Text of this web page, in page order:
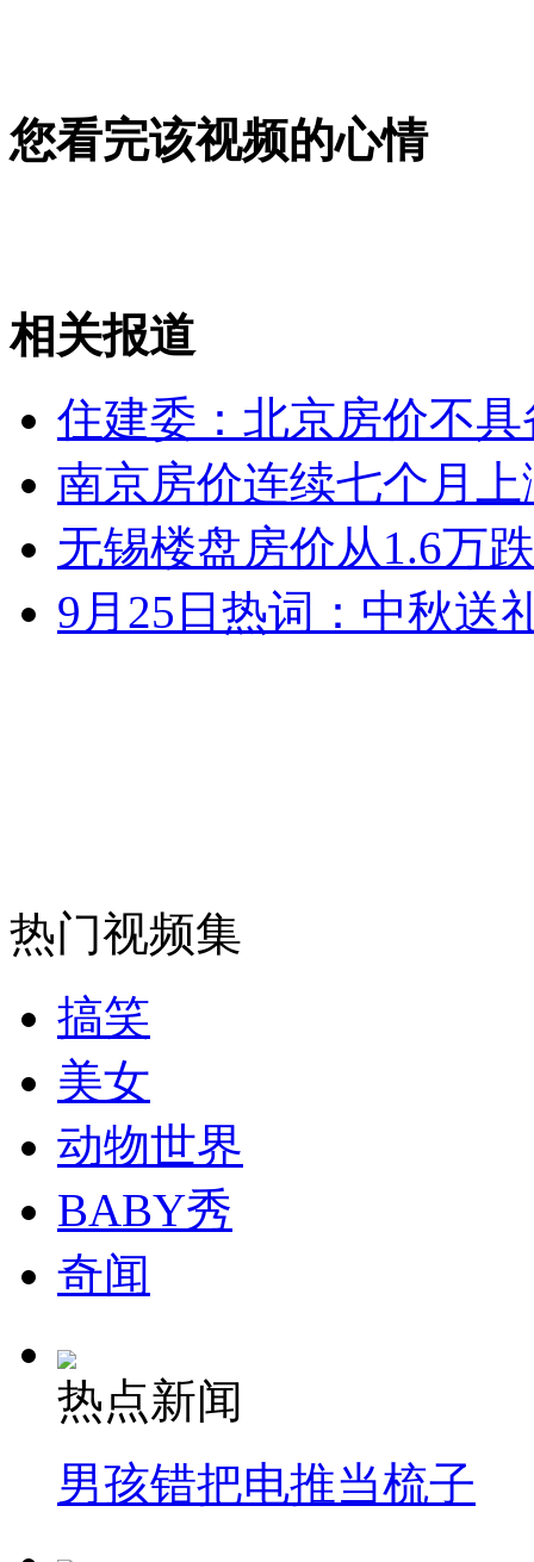
陕西城管列队齐喊“没交垃圾费”
山西运城恶犬咬伤多人 警民合力深夜将其击毙
女孩北京地铁殴打老人 痛下狠手拳打脚踢
无痛分娩是否安全 医生回应
走！跟着总书记去植树
纽约上演“枕头大战”
您看完该视频的心情
相关报道
住建委：北京房价不
南京房价连续七个月
无锡楼盘房价从1.6万
9月25日热词：中秋送
热门视频集
搞笑
美女
动物世界
BABY秀
奇闻
热点新闻
男孩错把电推当梳子